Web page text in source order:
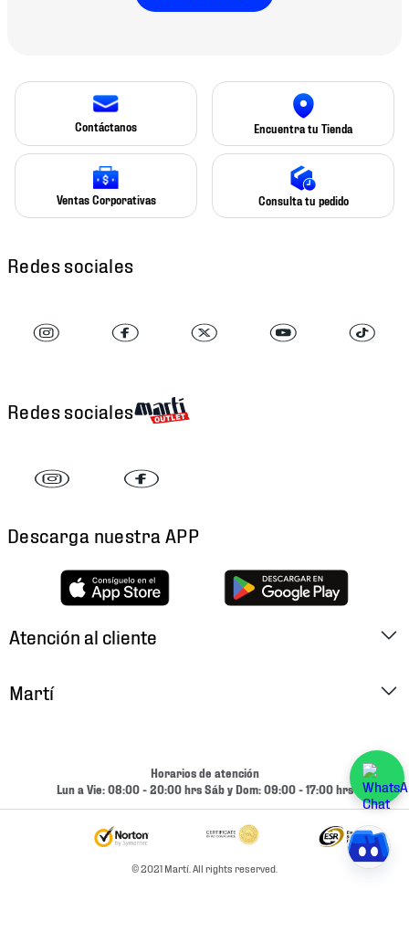
Contáctanos Encuentra tu Tienda
Ventas Corporativas Consulta tu pedido
Redes sociales
Redes sociales
Descarga nuestra APP
Atención al cliente
Cambios y Devoluciones
Condiciones de Entrega
Martí
Términos y Condiciones
Horarios de atención
Lun a Vie: 08:00 - 20:00 hrs Sáb y Dom: 09:00 - 17:00 hrs
© 2021 Martí. All rights reserved.